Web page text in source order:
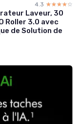
4.3 ☆☆☆☆☆
★★★★★
Laveur, 30
Roller 3.0 avec
de Solution de